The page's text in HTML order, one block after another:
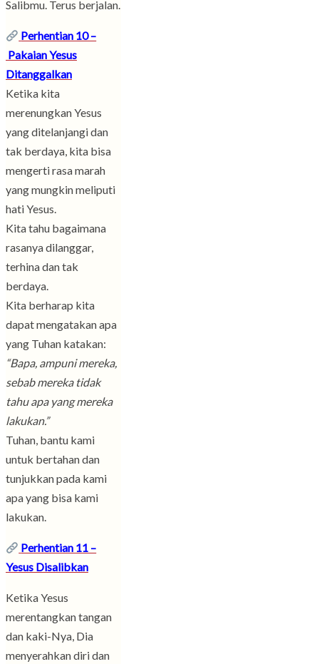
Salibmu. Terus berjalan.
Perhentian 10 –
Pakaian Yesus
Ditanggalkan
Ketika kita
merenungkan Yesus
yang ditelanjangi dan
tak berdaya, kita bisa
mengerti rasa marah
yang mungkin meliputi
hati Yesus.
Kita tahu bagaimana
rasanya dilanggar,
terhina dan tak
berdaya.
Kita berharap kita
dapat mengatakan apa
yang Tuhan katakan:
“Bapa, ampuni mereka,
sebab mereka tidak
tahu apa yang mereka
lakukan.”
Tuhan, bantu kami
untuk bertahan dan
tunjukkan pada kami
apa yang bisa kami
lakukan.
Perhentian 11 –
Yesus Disalibkan
Ketika Yesus
merentangkan tangan
dan kaki-Nya, Dia
menyerahkan diri dan